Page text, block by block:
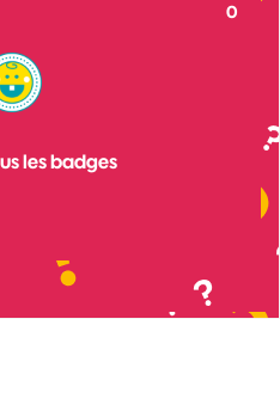
0
les badges